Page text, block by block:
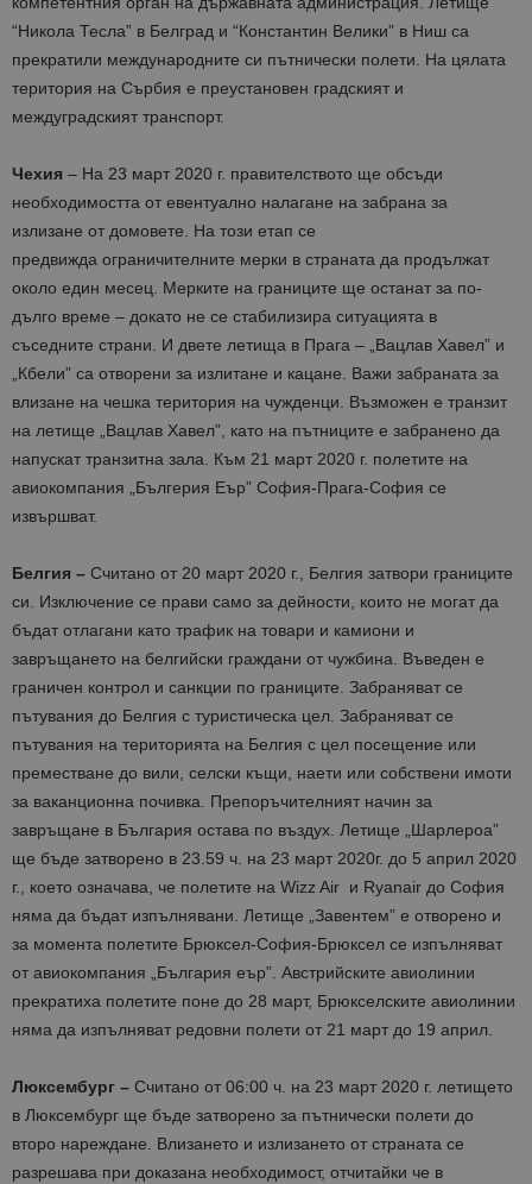
“Никола Тесла” в Белград и “Константин Велики” в Ниш са
прекратили международните си пътнически полети. На цялата
територия на Сърбия е преустановен градският и
междуградският транспорт.
Чехия – На 23 март 2020 г. правителството ще обсъди
необходимостта от евентуално налагане на забрана за
излизане от домовете. На този етап се
предвижда ограничителните мерки в страната да продължат
около един месец. Мерките на границите ще останат за по-
дълго време – докато не се стабилизира ситуацията в
съседните страни. И двете летища в Прага – „Вацлав Хавел” и
„Кбели” са отворени за излитане и кацане. Важи забраната за
влизане на чешка територия на чужденци. Възможен е транзит
на летище „Вацлав Хавел”, като на пътниците е забранено да
напускат транзитна зала. Към 21 март 2020 г. полетите на
авиокомпания „Бългерия Еър” София-Прага-София се
извършват.
Белгия – Считано от 20 март 2020 г., Белгия затвори границите
си. Изключение се прави само за дейности, които не могат да
бъдат отлагани като трафик на товари и камиони и
завръщането на белгийски граждани от чужбина. Въведен е
граничен контрол и санкции по границите. Забраняват се
пътувания до Белгия с туристическа цел. Забраняват се
пътувания на територията на Белгия с цел посещение или
преместване до вили, селски къщи, наети или собствени имоти
за ваканционна почивка. Препоръчителният начин за
завръщане в България остава по въздух. Летище „Шарлероа”
ще бъде затворено в 23.59 ч. на 23 март 2020г. до 5 април 2020
г., което означава, че полетите на Wizz Air и Ryanair до София
няма да бъдат изпълнявани. Летище „Завентем” е отворено и
за момента полетите Брюксел-София-Брюксел се изпълняват
от авиокомпания „България еър”. Австрийските авиолинии
прекратиха полетите поне до 28 март, Брюкселските авиолинии
няма да изпълняват редовни полети от 21 март до 19 април.
Люксембург – Считано от 06:00 ч. на 23 март 2020 г. летището
в Люксембург ще бъде затворено за пътнически полети до
второ нареждане. Влизането и излизането от страната се
разрешава при доказана необходимост, отчитайки че в